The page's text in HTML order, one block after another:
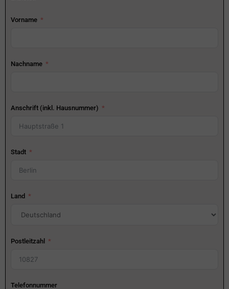
Vorname
Nachname
Anschrift (inkl. Hausnummer)
Stadt
Land
Postleitzahl
Telefonnummer